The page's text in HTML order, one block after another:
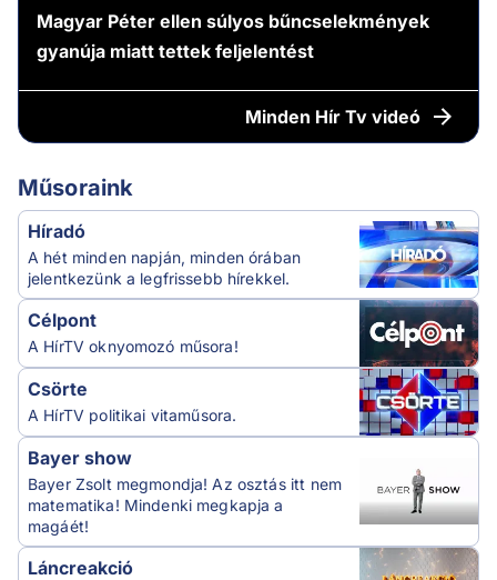
Magyar Péter ellen súlyos bűncselekmények
gyanúja miatt tettek feljelentést
Minden Hír Tv videó
Műsoraink
Híradó
A hét minden napján, minden órában
jelentkezünk a legfrissebb hírekkel.
Célpont
A HírTV oknyomozó műsora!
Csörte
A HírTV politikai vitaműsora.
Bayer show
Bayer Zsolt megmondja! Az osztás itt nem
matematika! Mindenki megkapja a
magáét!
Láncreakció